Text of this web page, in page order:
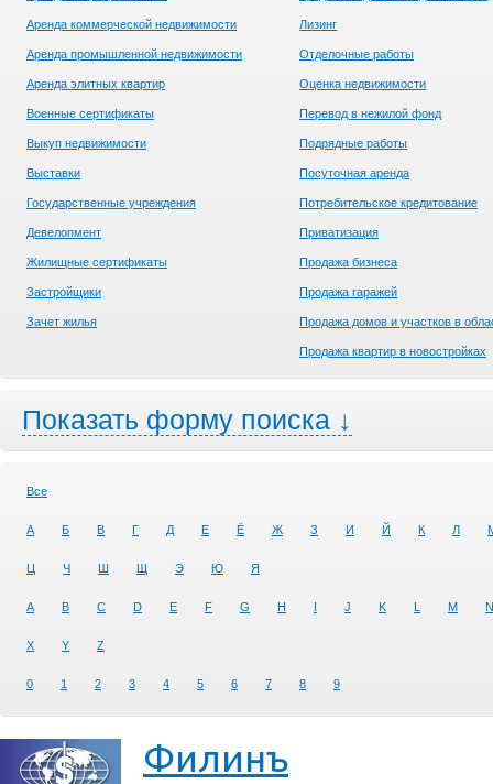
Аренда коммерческой недвижимости
Аренда промышленной недвижимости
Аренда элитных квартир
Военные сертификаты
Выкуп недвижимости
Выставки
Государственные учреждения
Девелопмент
Жилищные сертификаты
Застройщики
Зачет жилья
Лизинг
Отделочные работы
Оценка недвижимости
Перевод в нежилой фонд
Подрядные работы
Посуточная аренда
Потребительское кредитование
Приватизация
Продажа бизнеса
Продажа гаражей
Продажа домов и участков в
Продажа квартир в новостройках
Показать форму поиска ↓
Все
А Б В Г Д Е Ё Ж З И Й К Л
Ц Ч Ш Щ Э Ю Я
A B C D E F G H I J K L M N
X Y Z
0 1 2 3 4 5 6 7 8 9
Филинъ